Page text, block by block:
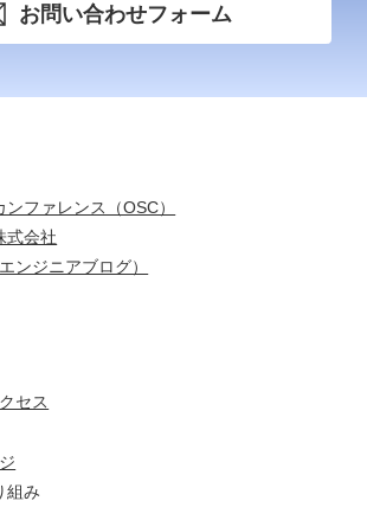
お問い合わせフォーム
ファレンス（OSC）
式会社
ンジニアブログ）
セス
組み